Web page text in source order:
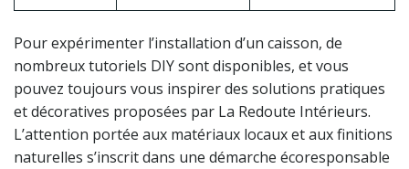
Pour expérimenter l’installation d’un caisson, de
nombreux tutoriels DIY sont disponibles, et vous
pouvez toujours vous inspirer des solutions pratiques
et décoratives proposées par La Redoute Intérieurs.
L’attention portée aux matériaux locaux et aux finitions
naturelles s’inscrit dans une démarche écoresponsable